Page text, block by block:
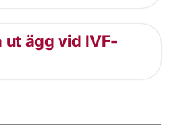
ägg vid IVF-